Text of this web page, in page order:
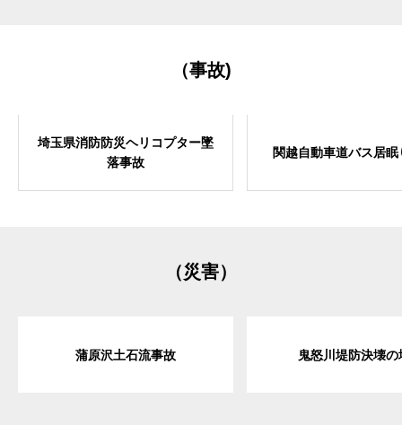
（事故)
埼玉県消防防災ヘリコプター墜
落事故
関越自動車道バス居眠
（災害）
蒲原沢土石流事故 鬼怒川堤防決壊の